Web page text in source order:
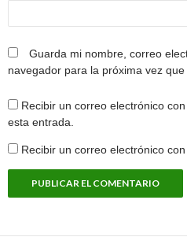
Guarda mi nombre, correo
navegador para la próxima vez que
Recibir un correo electrónico
esta entrada.
Recibir un correo electrónico